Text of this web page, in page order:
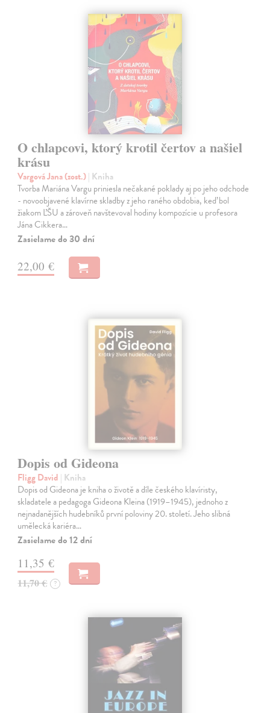
O chlapcovi, ktorý krotil čertov a našiel
krásu
Vargová Jana (zost.)| Kniha
Tvorba Mariána Vargu priniesla nečakané poklady aj po jeho odchode
- novoobjavené klavírne skladby z jeho raného obdobia, keď bol
žiakom ĽŠU a zároveň navštevoval hodiny kompozície u profesora
Jána Cikkera…
Zasielame do 30 dní
22,00 €
Dopis od Gideona
Fligg David | Kniha
Dopis od Gideona je kniha o životě a díle českého klavíristy,
skladatele a pedagoga Gideona Kleina (1919–1945), jednoho z
nejnadanějších hudebníků první poloviny 20. století. Jeho slibná
umělecká kariéra…
Zasielame do 12 dní
11,35 €
11,70 € ?